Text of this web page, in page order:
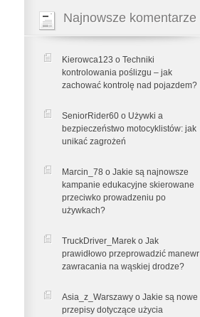
Najnowsze komentarze
Kierowca123 o Techniki
kontrolowania poślizgu – jak
zachować kontrolę nad pojazdem?
SeniorRider60 o Używki a
bezpieczeństwo motocyklistów: jak
unikać zagrożeń
Marcin_78 o Jakie są najnowsze
kampanie edukacyjne skierowane
przeciwko prowadzeniu po
używkach?
TruckDriver_Marek o Jak
prawidłowo przeprowadzić manewr
zawracania na wąskiej drodze?
Asia_z_Warszawy o Jakie są nowe
przepisy dotyczące użycia